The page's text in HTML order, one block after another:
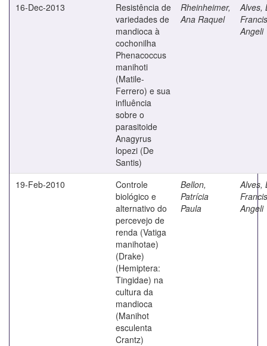
16-Dec-2013
Resistência de
variedades de
mandioca à
cochonilha
Phenacoccus
manihoti
(Matile-
Ferrero) e sua
influência
sobre o
parasitoide
Anagyrus
lopezi (De
Santis)
Rheinheimer,
Ana Raquel
Alves,
Angeli
19-Feb-2010
Controle
biológico e
alternativo do
percevejo de
renda (Vatiga
manihotae)
(Drake)
(Hemiptera:
Tingidae) na
cultura da
mandioca
(Manihot
esculenta
Crantz)
Bellon,
Patrícia
Paula
Alves,
Angeli